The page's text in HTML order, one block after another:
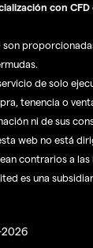
con
son
de solo
tenencia o
ni de sus
web no está
contrarios a las
es una